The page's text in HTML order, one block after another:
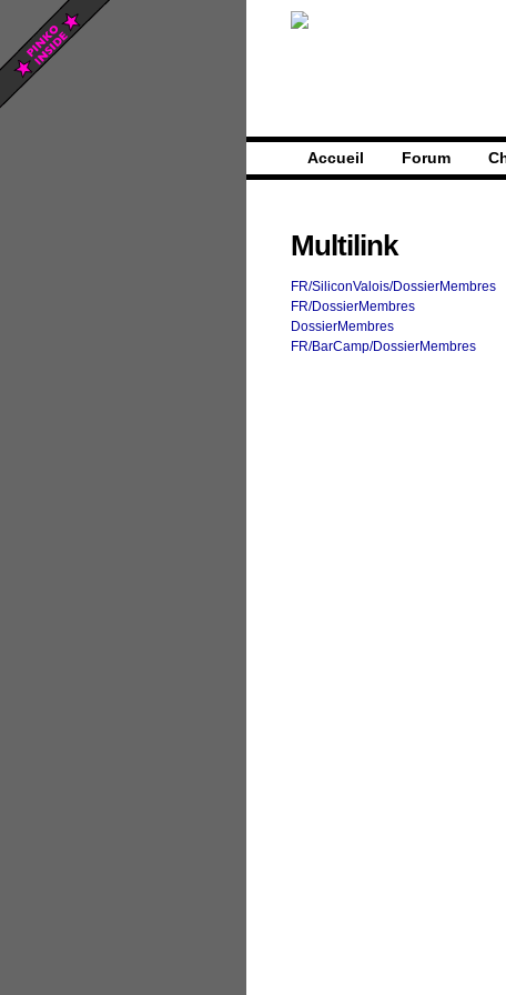
Accueil Forum
Multilink
FR/SiliconValois/DossierMembres
FR/DossierMembres
DossierMembres
FR/BarCamp/DossierMembres